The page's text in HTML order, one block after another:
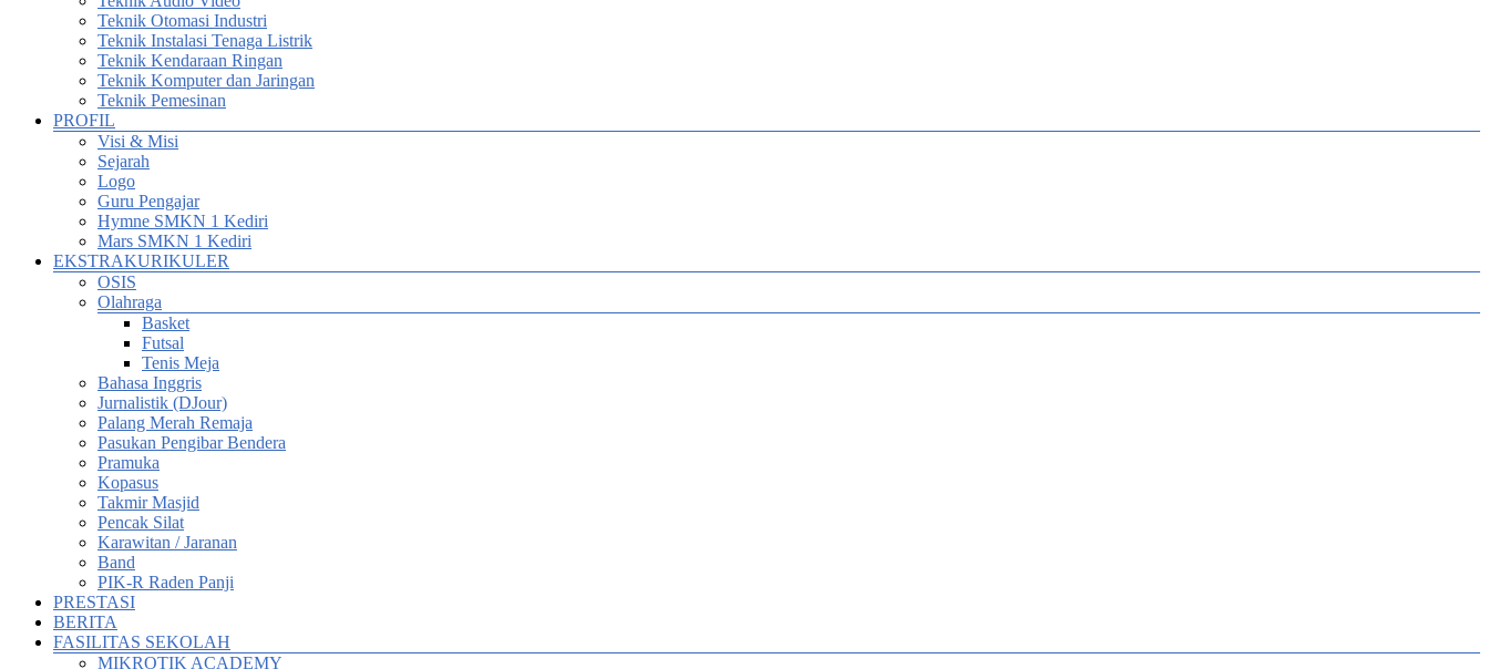
Teknik Otomasi Industri
Teknik Instalasi Tenaga Listrik
Teknik Kendaraan Ringan
Teknik Komputer dan Jaringan
Teknik Pemesinan
PROFIL
Visi & Misi
Sejarah
Logo
Guru Pengajar
Hymne SMKN 1 Kediri
Mars SMKN 1 Kediri
EKSTRAKURIKULER
OSIS
Olahraga
Basket
Futsal
Tenis Meja
Bahasa Inggris
Jurnalistik (DJour)
Palang Merah Remaja
Pasukan Pengibar Bendera
Pramuka
Kopasus
Takmir Masjid
Pencak Silat
Karawitan / Jaranan
Band
PIK-R Raden Panji
PRESTASI
BERITA
FASILITAS SEKOLAH
MIKROTIK ACADEMY